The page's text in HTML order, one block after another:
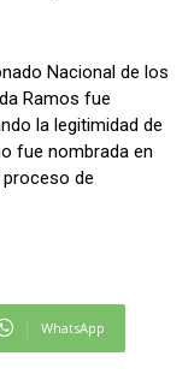
Nacional de los
Ramos fue
la legitimidad de
fue nombrada en
de
WhatsApp